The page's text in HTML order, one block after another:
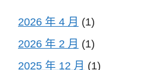
2026 年 4 月 (1)
2026 年 2 月 (1)
2025 年 12 月 (1)